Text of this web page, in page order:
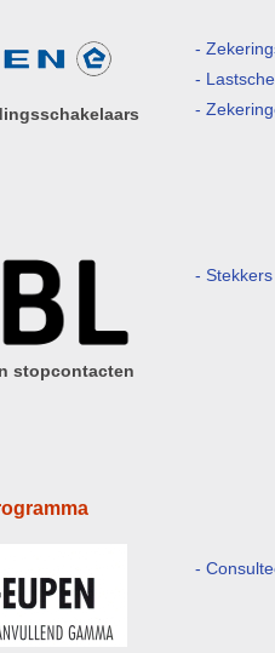
-
-
-
stopcontacten
-
-